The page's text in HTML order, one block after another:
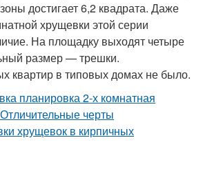
достигает 6,2 квадрата. Даже
хрущевки этой серии
На площадку выходят четыре
размер — трешки.
квартир в типовых домах не было.